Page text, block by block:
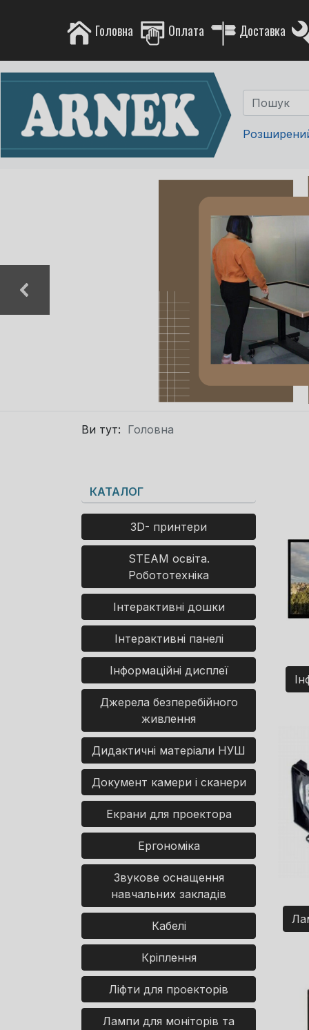
Головна Оплата Доставка
Ви тут: Головна
КАТАЛОГ
3D- принтери
STEAM освіта.
Робототехніка
Інтерактивні дошки
Інтерактивні панелі
Інформаційні дисплеї
Джерела безперебійного
живлення
Дидактичні матеріали НУШ
Документ камери і сканери
Екрани для проектора
Ергономіка
Звукове оснащення
навчальних закладів
Кабелі
Кріплення
Ліфти для проекторів
Лампи для моніторів та